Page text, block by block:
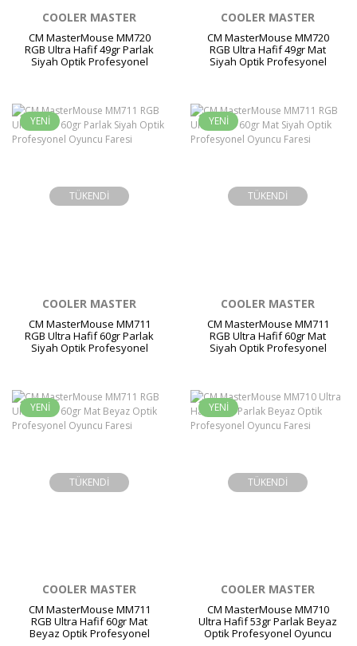
COOLER MASTER
CM MasterMouse MM720
RGB Ultra Hafif 49gr Parlak
Siyah Optik Profesyonel
COOLER MASTER
CM MasterMouse MM720
RGB Ultra Hafif 49gr Mat
Siyah Optik Profesyonel
YENİ
TÜKENDİ
COOLER MASTER
CM MasterMouse MM711
RGB Ultra Hafif 60gr Parlak
Siyah Optik Profesyonel
YENİ
TÜKENDİ
COOLER MASTER
CM MasterMouse MM711
RGB Ultra Hafif 60gr Mat
Siyah Optik Profesyonel
YENİ
TÜKENDİ
COOLER MASTER
CM MasterMouse MM711
RGB Ultra Hafif 60gr Mat
Beyaz Optik Profesyonel
YENİ
TÜKENDİ
COOLER MASTER
CM MasterMouse MM710
Ultra Hafif 53gr Parlak Beyaz
Optik Profesyonel Oyuncu